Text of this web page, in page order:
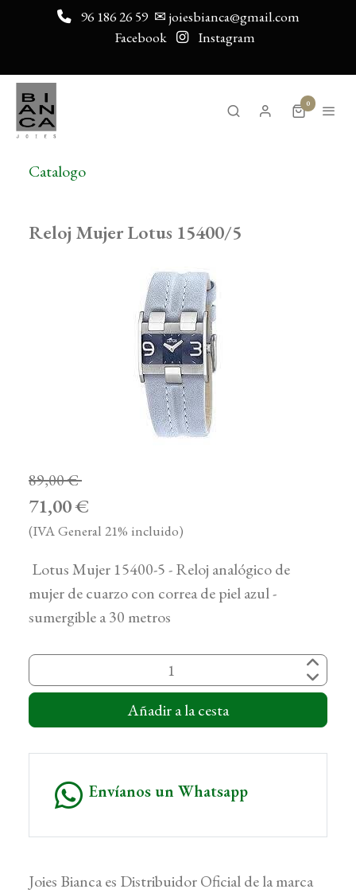
96 186 26 59 ✉ joiesbianca@gmail.com
Facebook
Instagram
0
Catalogo
Reloj Mujer Lotus 15400/5
89,00 €
71,00 €
(IVA General 21% incluido)
Lotus Mujer 15400-5 - Reloj analógico de
mujer de cuarzo con correa de piel azul -
sumergible a 30 metros
Añadir a la cesta
Envíanos un Whatsapp
Joies Bianca es Distribuidor Oficial de la marca